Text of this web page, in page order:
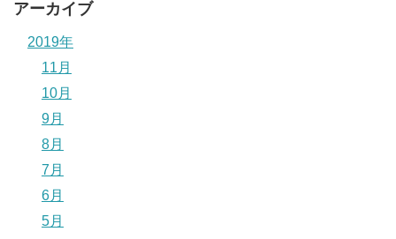
アーカイブ
2019年
11月
10月
9月
8月
7月
6月
5月